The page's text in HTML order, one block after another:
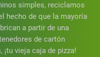
simples, reciclamos
hecho de que la mayoría
a partir de una
de cartón
vieja caja de pizza!